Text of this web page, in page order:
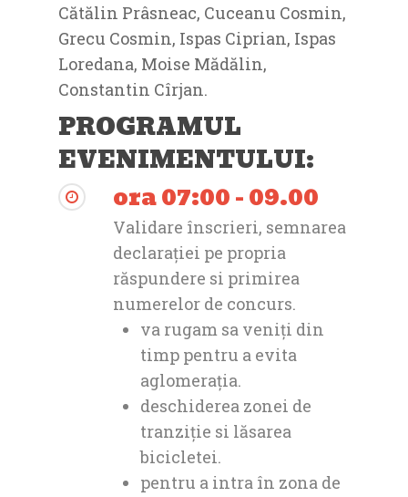
Cătălin Prâsneac, Cuceanu Cosmin,
Grecu Cosmin, Ispas Ciprian, Ispas
Loredana, Moise Mădălin,
Constantin Cîrjan.
PROGRAMUL
EVENIMENTULUI:
ora 07:00 - 09.00
Validare înscrieri, semnarea
declarației pe propria
răspundere si primirea
numerelor de concurs.
va rugam sa veniți din
timp pentru a evita
aglomerația.
deschiderea zonei de
tranziție si lăsarea
bicicletei.
pentru a intra în zona de